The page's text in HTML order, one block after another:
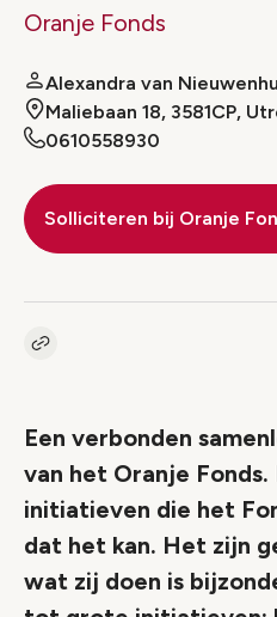
Oranje Fonds
Alexandra van
Maliebaan 18, 3581CP,
0610558930
Solliciteren bij Oranje
Kopieer link naar vacature
Een verbonden
van het Oranje Fonds.
initiatieven die het
dat het kan. Het zijn
wat zij doen is